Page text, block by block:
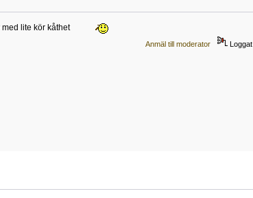
lite kör kåthet
Anmäl till moderator Loggat